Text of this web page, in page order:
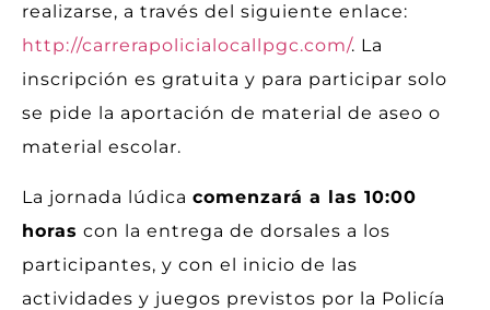
realizarse, a través del siguiente enlace:
http://carrerapolicialocallpgc.com/. La
inscripción es gratuita y para participar solo
se pide la aportación de material de aseo o
material escolar.
La jornada lúdica comenzará a las 10:00
horas con la entrega de dorsales a los
participantes, y con el inicio de las
actividades y juegos previstos por la Policía